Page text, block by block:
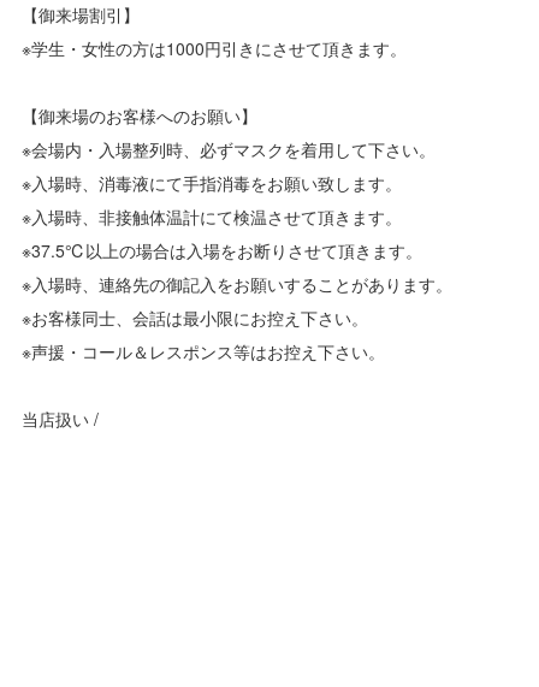
【御来場割引】
※学生・女性の方は1000円引きにさせて頂きます。
【御来場のお客様へのお願い】
※会場内・入場整列時、必ずマスクを着用して下さい。
※入場時、消毒液にて手指消毒をお願い致します。
※入場時、非接触体温計にて検温させて頂きます。
※37.5℃以上の場合は入場をお断りさせて頂きます。
※入場時、連絡先の御記入をお願いすることがあります。
※お客様同士、会話は最小限にお控え下さい。
※声援・コール＆レスポンス等はお控え下さい。
当店扱い /